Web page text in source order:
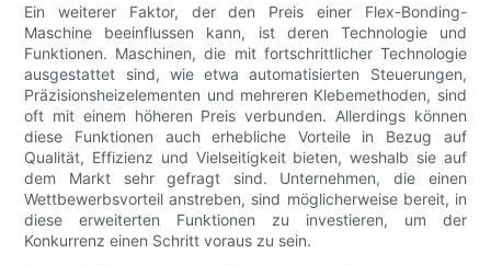
Ein weiterer Faktor, der den Preis einer Flex-Bonding-
Maschine beeinflussen kann, ist deren Technologie und
Funktionen. Maschinen, die mit fortschrittlicher Technologie
ausgestattet sind, wie etwa automatisierten Steuerungen,
Präzisionsheizelementen und mehreren Klebemethoden, sind
oft mit einem höheren Preis verbunden. Allerdings können
diese Funktionen auch erhebliche Vorteile in Bezug auf
Qualität, Effizienz und Vielseitigkeit bieten, weshalb sie auf
dem Markt sehr gefragt sind. Unternehmen, die einen
Wettbewerbsvorteil anstreben, sind möglicherweise bereit, in
diese erweiterten Funktionen zu investieren, um der
Konkurrenz einen Schritt voraus zu sein.